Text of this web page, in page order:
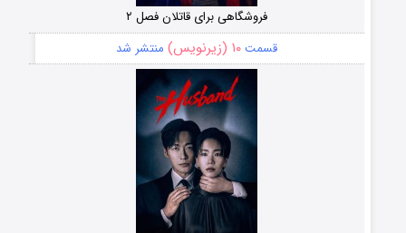
فروشگاهی برای قاتلان فصل ۲
قسمت۱۰ (زیرنویس) منتشر شد